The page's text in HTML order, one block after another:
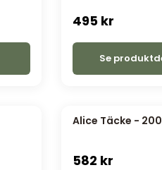
495 kr
Se
Alice Täcke -
582 kr